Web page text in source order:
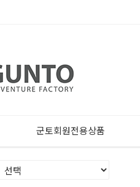
군토회원전용상품